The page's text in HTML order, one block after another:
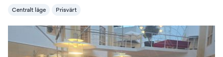
Centralt läge Prisvärt